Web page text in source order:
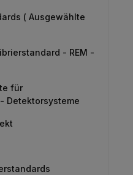
( Ausgewählte
- REM -
für
Detektorsysteme